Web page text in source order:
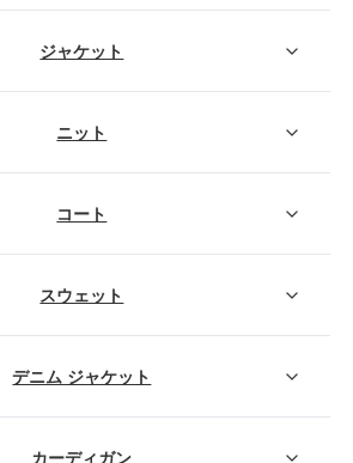
ジャケット
ニット
コート
スウェット
デニム ジャケット
カーディガン